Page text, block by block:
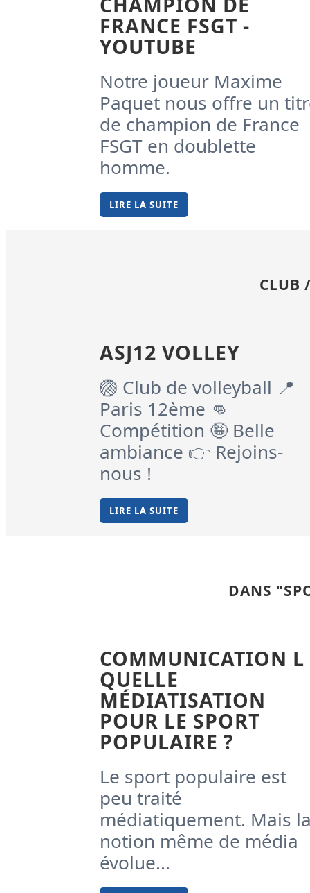
FRANCE FSGT -
YOUTUBE
Notre joueur Maxime
Paquet nous offre un
de champion de France
FSGT en doublette
homme.
LIRE LA SUITE
CLUB
ASJ12 VOLLEY
🏐 Club de volleyball 📍
Paris 12ème 👊
Compétition 🤪 Belle
ambiance 👉 Rejoins-
nous !
LIRE LA SUITE
DANS
COMMUNICATION L
QUELLE
MÉDIATISATION
POUR LE SPORT
POPULAIRE ?
Le sport populaire est
peu traité
médiatiquement. Mais
notion même de média
évolue...